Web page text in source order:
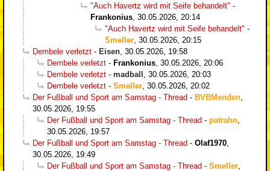
"Auch Havertz wird mit Seife behandelt" -
Frankonius 30.05.2026, 20:14
"Auch Havertz wird mit Seife behandelt" -
Smeller 30.05.2026, 20:15
Dembele verletzt - Eisen 30.05.2026, 19:58
Dembele verletzt - Frankonius 30.05.2026, 20:06
Dembele verletzt - madball
30.05.2026, 20:03
Dembele verletzt - Smeller 30.05.2026, 20:02
Der Fußball und Sport am Samstag - Thread - BVBMenden
30.05.2026, 19:55
Der Fußball und Sport am Samstag - Thread - patrahn
30.05.2026, 19:57
Der Fußball und Sport am Samstag - Thread - Olaf1970
30.05.2026, 19:49
Der Fußball und Sport am Samstag - Thread - Smeller